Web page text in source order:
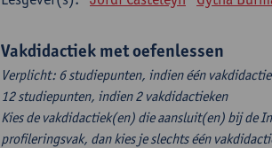
Vakdidactiek met oefenlessen
Verplicht: 6 studiepunten, indien één
12 studiepunten, indien 2 vakdidactieken
Kies de vakdidactiek(en) die aansluit(en) bij de
profileringsvak, dan kies je slechts één